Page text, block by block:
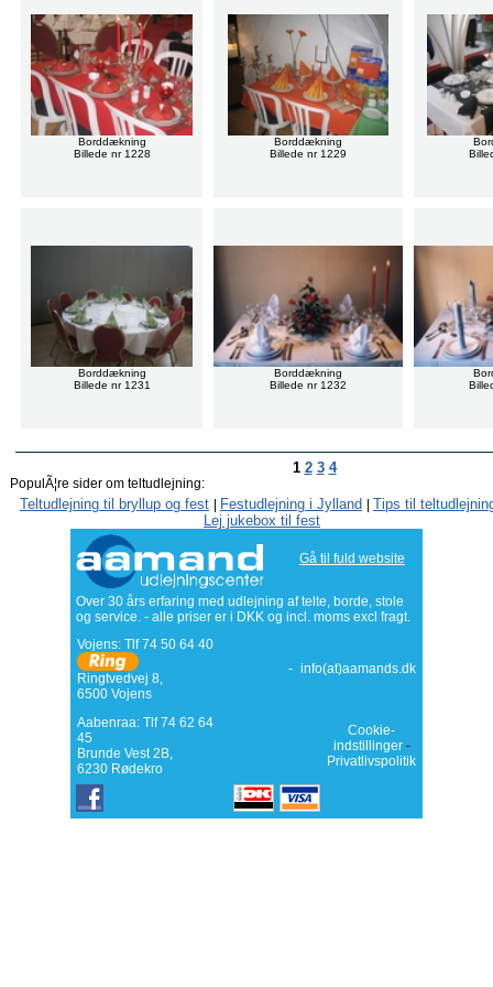
Borddækning
Billede nr 1228
Borddækning
Billede nr 1229
Borddækning
Billede nr 1231
Borddækning
Billede nr 1232
1 2 3 4
PopulÃ¦re sider om teltudlejning:
Teltudlejning til bryllup og fest Festudlejning i Jylland
Tips til
Lej jukebox til fest
Gå til fuld website
Over 30 års erfaring med udlejning af telte, borde, stole
og service. - alle priser er i DKK og incl. moms excl fragt.
Vojens: Tlf74 50 64 40
Ringtvedvej 8,
6500 Vojens
- info(at)aamands.dk
Aabenraa: Tlf 74 62 64
45
Brunde Vest 2B,
6230 Rødekro
Cookie-
indstillinger-
Privatlivspolitik